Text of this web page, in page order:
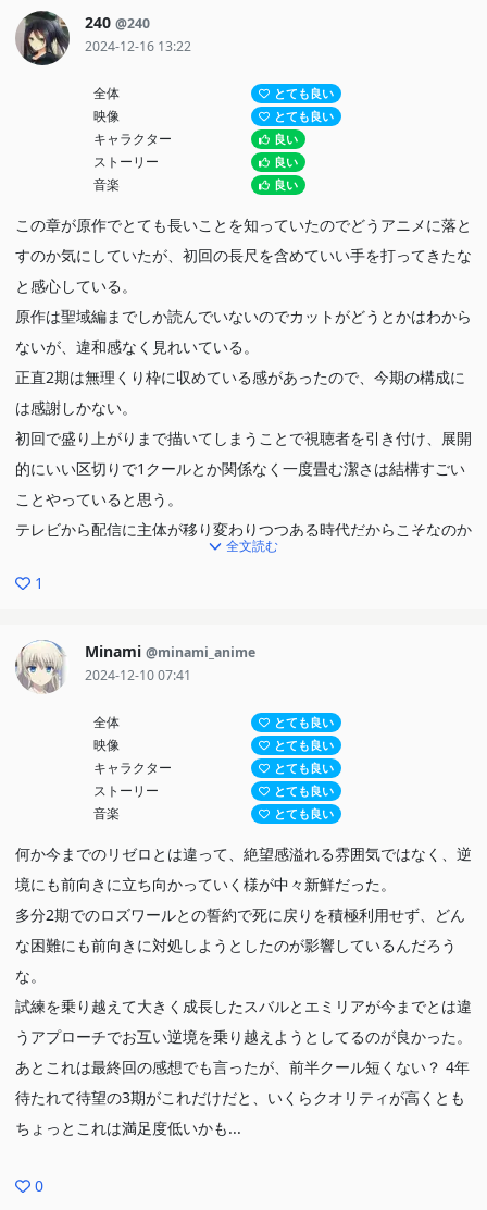
240 @240
2024-12-16 13:22
全体 とても良い
映像 とても良い
キャラクター 良い
ストーリー 良い
音楽 良い
この章が原作でとても長いことを知っていたのでどうアニメに落と
すのか気にしていたが、初回の長尺を含めていい手を打ってきたな
と感心している。
原作は聖域編までしか読んでいないのでカットがどうとかはわから
ないが、違和感なく見れいている。
正直2期は無理くり枠に収めている感があったので、今期の構成に
は感謝しかない。
初回で盛り上がりまで描いてしまうことで視聴者を引き付け、展開
的にいい区切りで1クールとか関係なく一度畳む潔さは結構すごい
ことやっていると思う。
テレビから配信に主体が移り変わりつつある時代だからこそなのか
もしれないが、今後もこういう風にアニメの制約を適度に打ち破っ
て過度なカットや引き延ばしの無い作品が増えることを期待する。
タイミングでの母親との再会に始まり、葛藤が描かれているので打
ち破って成長するのが楽しみ。
続編早く来てくれ。
全文読む
1
Minami @minami_anime
2024-12-10 07:41
全体 とても良い
映像 とても良い
キャラクター とても良い
ストーリー とても良い
音楽 とても良い
何か今までのリゼロとは違って、絶望感溢れる雰囲気ではなく、逆
境にも前向きに立ち向かっていく様が中々新鮮だった。
多分2期でのロズワールとの誓約で死に戻りを積極利用せず、どん
な困難にも前向きに対処しようとしたのが影響しているんだろう
な。
試練を乗り越えて大きく成長したスバルとエミリアが今までとは違
うアプローチでお互い逆境を乗り越えようとしてるのが良かった。
あとこれは最終回の感想でも言ったが、前半クール短くない？ 4年
待たれて待望の3期がこれだけだと、いくらクオリティが高くとも
ちょっとこれは満足度低いかも...
0